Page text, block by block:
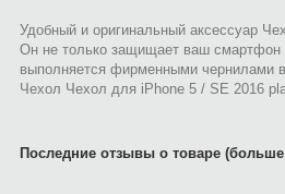
Удобный и оригинальный аксессуар
Он не только защищает ваш смартфон
выполняется фирменными чернилами
Чехол Чехол для iPhone 5 / SE 2016
Последние отзывы о товаре